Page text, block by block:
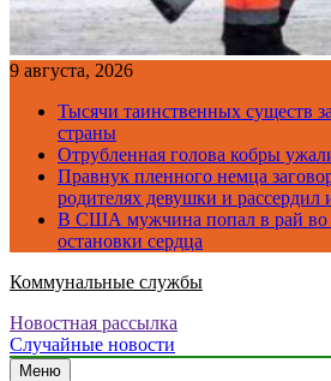
9 августа, 2026
Тысячи таинственных существ
страны
Отрубленная голова кобры
Правнук пленного немца
родителях девушки и рассердил
В США мужчина попал в рай во
остановки сердца
Коммунальные службы
Новостная рассылка
Случайные новости
Меню